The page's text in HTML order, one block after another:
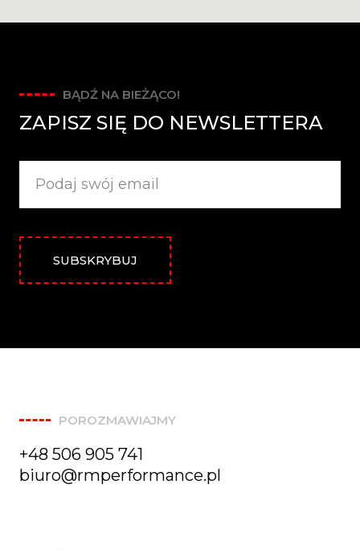
BĄDŹ NA BIEŻĄCO!
ZAPISZ SIĘ DO NEWSLETTERA
SUBSKRYBUJ
POROZMAWIAJMY
+48 506 905 741
biuro@rmperformance.pl